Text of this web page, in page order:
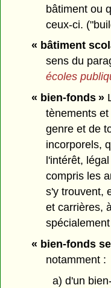
bâtiment ou
ceux-ci.
« bâtiment
sens du
écoles
« bien-fonds »
tènements
genre et de
incorporels,
l'intérêt,
compris les
s'y trouvent,
et carrières,
« bien-fonds
notamment :
a) d'un